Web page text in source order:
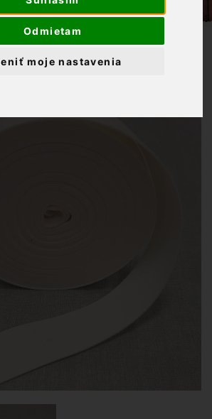
Odmietam
moje nastavenia